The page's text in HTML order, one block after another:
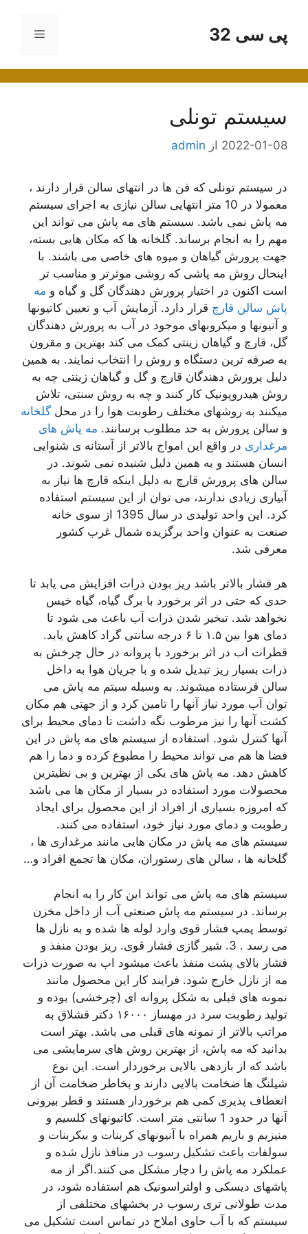
محتواپی سی 32 فهرست
سیستم تونلی
2022-01-08 از admin
در سیستم تونلی که فن ها در انتهای سالن قرار دارند ،
معمولا در 10 متر انتهایی سالن نیازی به اجرای سیستم
مه پاش نمی باشد. سیستم های مه پاش می تواند این
مهم را به انجام برساند. گلخانه ها که مکان هایی بسته،
جهت پرورش گیاهان و میوه های خاصی می باشند. با
اینحال روش مه پاشی که روشی موثرتر و مناسب تر
است اکنون در اختیار پرورش دهندگان گل و گیاه و مه
پاش سالن قارچ قرار دارد. آزمایش آب و تعیین کاتیونها
و آنیونها و میکروبهای موجود در آب به پرورش دهندگان
گل، قارچ و گیاهان زینتی کمک می کند بهترین و مقرون
به صرفه ترین دستگاه و روش را انتخاب نمایند. به همین
دلیل پرورش دهندگان قارچ و گل و گیاهان زینتی چه به
روش هیدروپونیک کار کنند و چه به روش سنتی، تلاش
میکنند به روشهای مختلف رطوبت هوا را در محل گلخانه
و سالن پرورش به حد مطلوب برسانند. مه پاش های
مرغداری در واقع این امواج بالاتر از آستانه ی شنوایی
انسان هستند و به همین دلیل شنیده نمی شوند. در
سالن های پرورش قارچ به دلیل اینکه قارچ ها نیاز به
آبیاری زیادی ندارند، می توان از این سیستم استفاده
کرد. این واحد تولیدی در سال 1395 از سوی خانه
صنعت به عنوان واحد برگزیده شمال غرب کشور
معرفی شد.
هر فشار بالاتر باشد ریز بودن ذرات افزایش می یابد تا
حدی که حتی در اثر برخورد با برگ گیاه، گیاه خیس
نخواهد شد. تبخیر شدن ذرات آب باعث می شود تا
دمای هوا بین ۱.۵ تا ۶ درجه سانتی گراد کاهش یابد.
قطرات اب در اثر برخورد با پروانه در حال چرخش به
ذرات بسیار ریز تبدیل شده و با جریان هوا به داخل
سالن فرستاده میشوند. به وسیله سیتم مه پاش می
توان آب مورد نیاز آنها را تامین کرد و از جهتی هم مکان
کشت آنها را نیز مرطوب نگه داشت تا دمای محیط برای
آنها کنترل شود. استفاده از سیستم های مه پاش در این
فضا ها هم می تواند محیط را مطبوع کرده و دما را هم
کاهش دهد. مه پاش های یکی از بهترین و بی نظیترین
محصولات مورد استفاده در بسیار از مکان ها می باشد
که امروزه بسیاری از افراد از این محصول برای ایجاد
رطوبت و دمای مورد نیاز خود، استفاده می کنند.
سیستم های مه پاش در مکان هایی مانند مرغداری ها ،
گلخانه ها ، سالن های رستوران، مکان ها تجمع افراد و…
سیستم های مه پاش می تواند این کار را به انجام
برساند. در سیستم مه پاش صنعتی آب از داخل مخزن
توسط پمپ فشار قوی وارد لوله ها شده و به نازل ها
می رسد . 3. شیر گازی فشار قوی. ریز بودن منفذ و
فشار بالای پشت منفذ باعث میشود اب به صورت ذرات
مه از نازل خارج شود. فرایند کار این محصول مانند
نمونه های قبلی به شکل پروانه ای (چرخشی) بوده و
تولید رطوبت سرد در مهساز ۱۶۰۰۰ دکتر قشلاق به
مراتب بالاتر از نمونه های قبلی می باشد. بهتر است
بدانید که مه پاش، از بهترین روش های سرمایشی می
باشد که از بازدهی بالایی برخوردار است. این نوع
شیلنگ ها ضخامت بالایی دارند و بخاطر ضخامت آن از
انعطاف پذیری کمی هم برخوردار هستند و قطر بیرونی
آنها در حدود 1 سانتی متر است. کاتیونهای کلسیم و
منیزیم و باریم همراه با آنیونهای کربنات و بیکربنات و
سولفات باعث تشکیل رسوب در منافذ نازل شده و
عملکرد مه پاش را دچار مشکل می کنند.اگر از مه
پاشهای دیسکی و اولتراسونیک هم استفاده شود، در
مدت طولانی تری رسوب در بخشهای مختلفی از
سیستم که با آب حاوی املاح در تماس است تشکیل می